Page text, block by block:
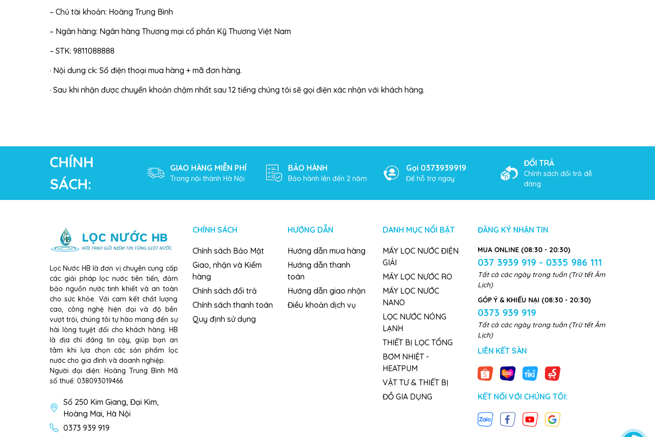
– Chủ tài khoản: Hoàng Trung Bình
– Ngân hàng: Ngân hàng Thương mại cổ phần Kỹ Thương Việt Nam
– STK: 9811088888
· Nội dung ck: Số điện thoại mua hàng + mã đơn hàng.
· Sau khi nhận được chuyển khoản chậm nhất sau 12 tiếng chúng tôi sẽ gọi điện xác nhận với khách hàng.
CHÍNH
SÁCH:
GIAO HÀNG MIỄN PHÍ
Trong nội thành Hà Nội
BẢO HÀNH
Bảo hành lên đến 2 năm
Gọi 0373939919
Để hỗ trợ ngay
ĐỔI TRẢ
Chính sách đổi trả dễ
dàng
Lọc Nước HB là đơn vị chuyên cung cấp
các giải pháp lọc nước tiên tiến, đảm
bảo nguồn nước tinh khiết và an toàn
cho sức khỏe. Với cam kết chất lượng
cao, công nghệ hiện đại và độ bền
vượt trội, chúng tôi tự hào mang đến sự
hài lòng tuyệt đối cho khách hàng. HB
là địa chỉ đáng tin cậy, giúp bạn an
tâm khi lựa chọn các sản phẩm lọc
nước cho gia đình và doanh nghiệp.
Người đại diện: Hoàng Trung Bình Mã
số thuế: 038093019466
Số 250 Kim Giang, Đại Kim,
Hoàng Mai, Hà Nội
0373 939 919
CHÍNH SÁCH
Chính sách Bảo Mật
Giao, nhận và Kiểm
hàng
Chính sách đổi trả
Chính sách thanh toán
Quy định sử dụng
HƯỚNG DẪN
Hướng dẫn mua hàng
Hướng dẫn thanh
toán
Hướng dẫn giao nhận
Điều khoản dịch vụ
DANH MỤC NỔI BẬT
MÁY LỌC NƯỚC ĐIỆN
GIẢI
MÁY LỌC NƯỚC RO
MÁY LỌC NƯỚC
NANO
LỌC NƯỚC NÓNG
LẠNH
THIẾT BỊ LỌC TỔNG
BƠM NHIỆT -
HEATPUM
VẬT TƯ & THIẾT BỊ
ĐỒ GIA DỤNG
ĐĂNG KÝ NHẬN TIN
MUA ONLINE (08:30 - 20:30)
037 3939 919 - 0335 986 111
Tất cả các ngày trong tuần (Trừ tết Âm
Lịch)
GÓP Ý & KHIẾU NẠI (08:30 - 20:30)
0373 939 919
Tất cả các ngày trong tuần (Trừ tết Âm
Lịch)
LIÊN KẾT SÀN
KẾT NỐI VỚI CHÚNG TÔI: